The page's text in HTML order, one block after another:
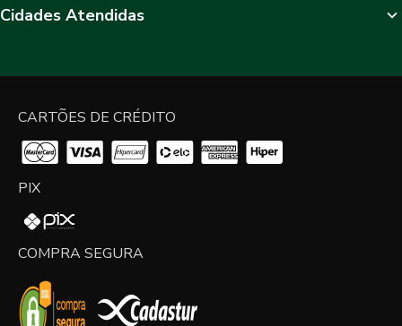
Cidades Atendidas
CARTÕES DE CRÉDITO
PIX
COMPRA SEGURA